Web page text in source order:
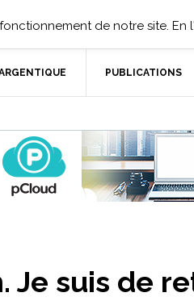
PUBLICATIONS
Je suis de
de notre site. En